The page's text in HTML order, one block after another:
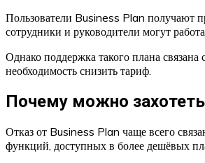
Пользователи Business Plan получают
сотрудники и руководители могут
Однако поддержка такого плана
необходимость снизить тариф.
Почему можно
Отказ от Business Plan чаще всего
функций, доступных в более дешёвых